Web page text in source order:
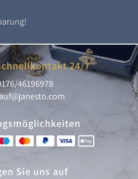
24/7
46196978
Sie uns auf